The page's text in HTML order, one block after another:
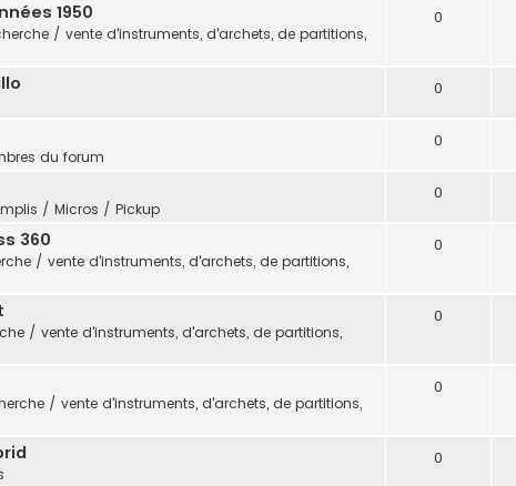
1950
/ vente d'instruments, d'archets, de partitions,
0
0
du forum
0
/ Micros / Pickup
0
360
/ vente d'instruments, d'archets, de partitions,
0
/ vente d'instruments, d'archets, de partitions,
0
/ vente d'instruments, d'archets, de partitions,
0
0